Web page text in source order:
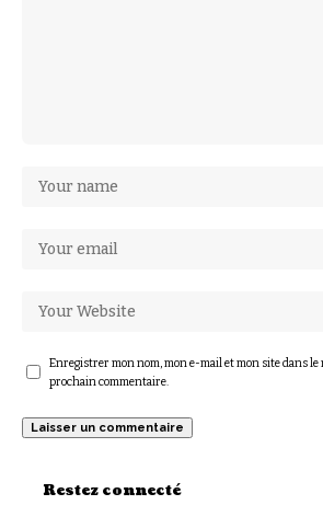
Enregistrer mon nom, mon e-mail et mon site dans
prochain commentaire.
Restez connecté